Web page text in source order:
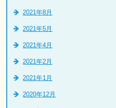
2021年8月
2021年5月
2021年4月
2021年2月
2021年1月
2020年12月